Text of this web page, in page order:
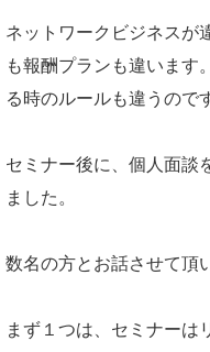
ネットワークビジネスが
も報酬プランも違います
る時のルールも違うので
セミナー後に、個人面談
ました。
数名の方とお話させて頂
まず１つは、セミナーは